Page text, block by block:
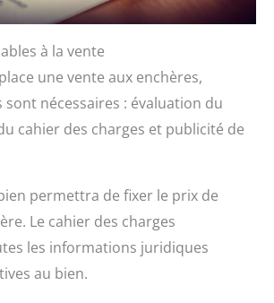
à la vente
une vente aux enchères,
sont nécessaires : évaluation du
cahier des charges et publicité de
permettra de fixer le prix de
Le cahier des charges
les informations juridiques
au bien.